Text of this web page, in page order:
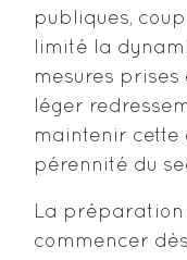
publiques,
limité la
mesures
léger
maintenir
pérennité du
La préparation
commencer